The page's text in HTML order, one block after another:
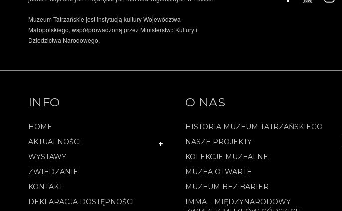
Muzeum Tatrzańskie jest instytucją kultury Województwa
Małopolskiego, współprowadzoną przez Ministerstwo Kultury i
Dziedzictwa Narodowego.
INFO
HOME
AKTUALNOŚCI
WYSTAWY
ZWIEDZANIE
KONTAKT
DEKLARACJA DOSTĘPNOŚCI
O NAS
HISTORIA MUZEUM TATRZAŃSKIEGO
NASZE PROJEKTY
KOLEKCJE MUZEALNE
MUZEA OTWARTE
MUZEUM BEZ BARIER
IMMA – MIĘDZYNARODOWY